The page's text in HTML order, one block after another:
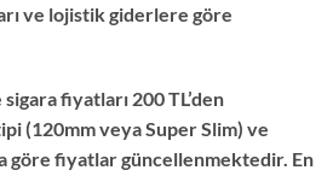
ve lojistik giderlere göre
sigara fiyatları 200 TL’den
(120mm veya Super Slim) ve
göre fiyatlar güncellenmektedir. En